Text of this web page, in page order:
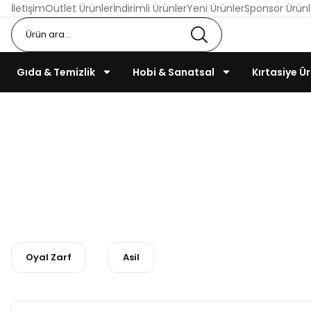
İletişimOutlet Ürünlerİndirimli ÜrünlerYeni ÜrünlerSponsor
Gıda & Temizlik Hobi & Sanatsal Kırtasiye
Oyal Zarf Asil